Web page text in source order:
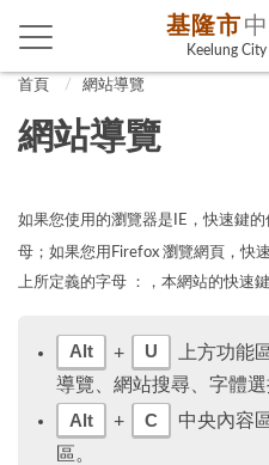
基隆市
Keelung
首頁 網站導覽
網站導覽
如果您使用的瀏覽器是IE，快速鍵的
母；如果您用Firefox 瀏覽網頁，快
上所定義的字母 ：，本網站的快速
Alt + U
上方功能
導覽、網站搜尋、字體選
Alt + C
中央內容
區。